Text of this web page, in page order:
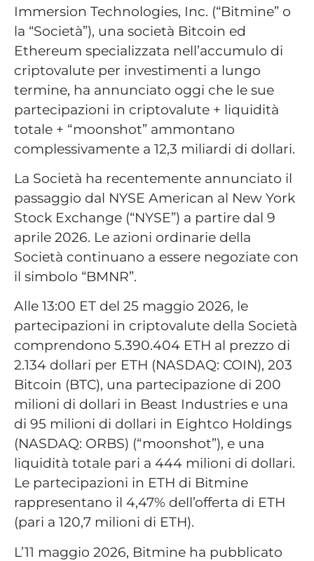
Immersion Technologies, Inc. (“Bitmine” o
la “Società”), una società Bitcoin ed
Ethereum specializzata nell’accumulo di
criptovalute per investimenti a lungo
termine, ha annunciato oggi che le sue
partecipazioni in criptovalute + liquidità
totale + “moonshot” ammontano
complessivamente a 12,3 miliardi di dollari.
La Società ha recentemente annunciato il
passaggio dal NYSE American al New York
Stock Exchange (“NYSE”) a partire dal 9
aprile 2026. Le azioni ordinarie della
Società continuano a essere negoziate con
il simbolo “BMNR”.
Alle 13:00 ET del 25 maggio 2026, le
partecipazioni in criptovalute della Società
comprendono 5.390.404 ETH al prezzo di
2.134 dollari per ETH (NASDAQ: COIN), 203
Bitcoin (BTC), una partecipazione di 200
milioni di dollari in Beast Industries e una
di 95 milioni di dollari in Eightco Holdings
(NASDAQ: ORBS) (“moonshot”), e una
liquidità totale pari a 444 milioni di dollari.
Le partecipazioni in ETH di Bitmine
rappresentano il 4,47% dell’offerta di ETH
(pari a 120,7 milioni di ETH).
L’11 maggio 2026, Bitmine ha pubblicato